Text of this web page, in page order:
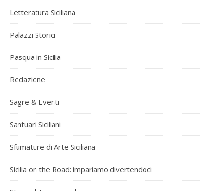
Letteratura Siciliana
Palazzi Storici
Pasqua in Sicilia
Redazione
Sagre & Eventi
Santuari Siciliani
Sfumature di Arte Siciliana
Sicilia on the Road: impariamo divertendoci